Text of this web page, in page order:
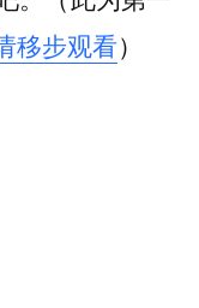
移步观看）